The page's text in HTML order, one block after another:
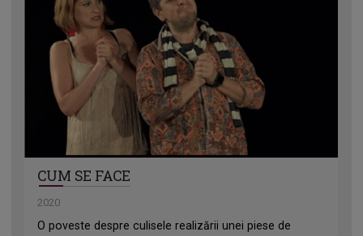
CUM SE FACE
2020
O poveste despre culisele realizării unei piese de